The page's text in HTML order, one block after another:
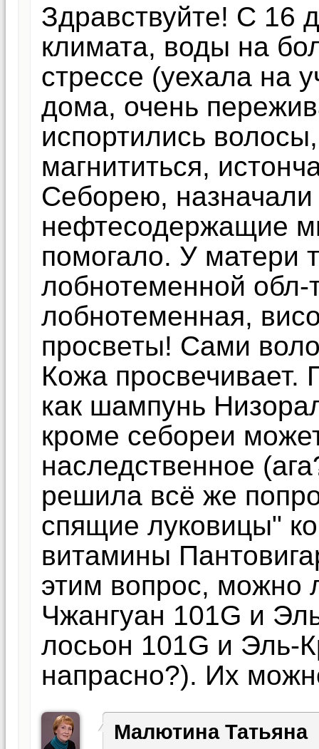
Здравствуйте! С 16
климата, воды на
стрессе (уехала на
дома, очень
испортились
магнититься,
Себорею, назначали
нефтесодержащие
помогало. У матери
лобнотеменной
лобнотеменная,
просветы! Сами
Кожа просвечивает.
как шампунь
кроме себореи
наследственное
решила всё же
спящие луковицы"
витамины
этим вопрос, можно
Чжангуан 101G и
лосьон 101G и Эль-
напрасно?). Их
Малютина Татьяна